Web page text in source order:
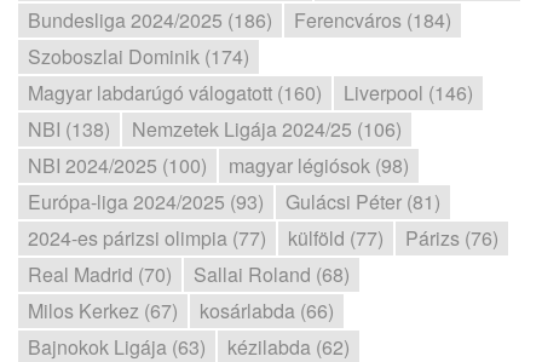
Bundesliga 2024/2025 (186)
Ferencváros (184)
Szoboszlai Dominik (174)
Magyar labdarúgó válogatott (160)
Liverpool (146)
NBI (138)
Nemzetek Ligája 2024/25 (106)
NBI 2024/2025 (100)
magyar légiósok (98)
Európa-liga 2024/2025 (93)
Gulácsi Péter (81)
2024-es párizsi olimpia (77)
külföld (77)
Párizs (76)
Real Madrid (70)
Sallai Roland (68)
Milos Kerkez (67)
kosárlabda (66)
Bajnokok Ligája (63)
kézilabda (62)